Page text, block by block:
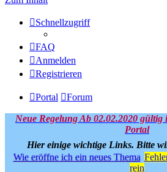
Schnellzugriff
FAQ
Anmelden
Registrieren
Portal Forum
Neue Regelung Ab 02.02.2020
Portal
Hier einige wichtige Links. Bitte
Wie eröffne ich ein neues Thema
rein